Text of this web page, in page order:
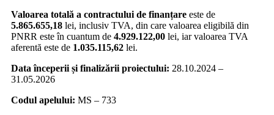
Valoarea totală a contractului de finanțare este de
5.865.655,18 lei, inclusiv TVA, din care valoarea eligibilă din
PNRR este în cuantum de 4.929.122,00 lei, iar valoarea TVA
aferentă este de 1.035.115,62 lei.
Data începerii și finalizării proiectului: 28.10.2024 –
31.05.2026
Codul apelului: MS – 733